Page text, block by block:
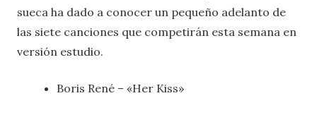
sueca ha dado a conocer un pequeño adelanto de
las siete canciones que competirán esta semana en
versión estudio.
Boris René – «Her Kiss»